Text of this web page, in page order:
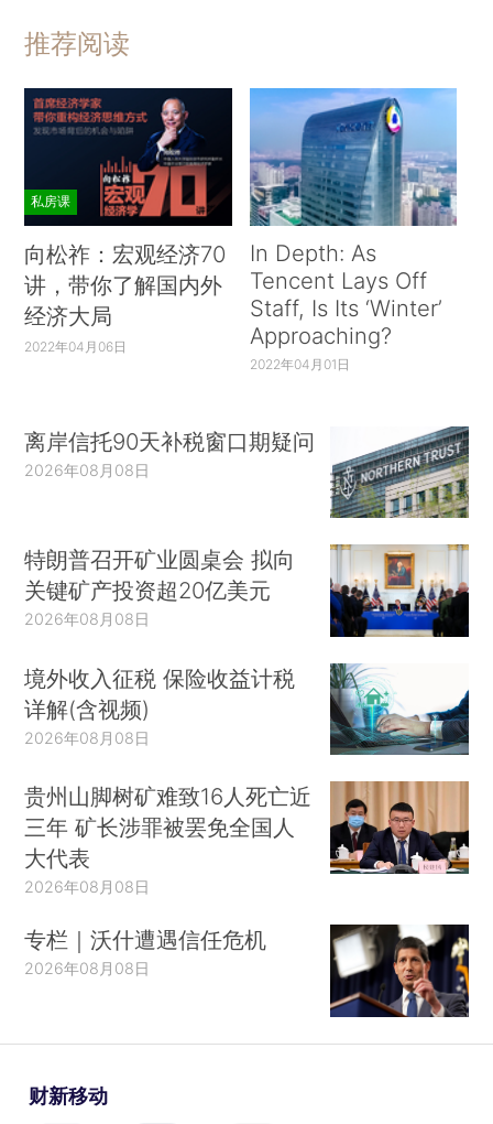
推荐阅读
私房课
向松祚：宏观经济70
讲，带你了解国内外
经济大局
2022年04月06日
In Depth: As
Tencent Lays Off
Staff, Is Its ‘Winter’
Approaching?
2022年04月01日
离岸信托90天补税窗口期疑问
2026年08月08日
特朗普召开矿业圆桌会 拟向
关键矿产投资超20亿美元
2026年08月08日
境外收入征税 保险收益计税
详解(含视频)
2026年08月08日
贵州山脚树矿难致16人死亡近
三年 矿长涉罪被罢免全国人
大代表
2026年08月08日
专栏｜沃什遭遇信任危机
2026年08月08日
财新移动